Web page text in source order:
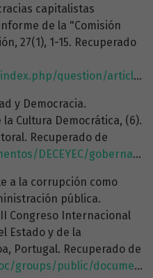
capitalistas
de la "Comisión
27(1), 1-15. Recuperado
question/article/view/990/903
y Democracia.
Cultura Democrática, (6).
Recuperado de
gobernabilidad_y_democracia.htm
a la corrupción como
pública.
Congreso Internacional
Estado y de la
Portugal. Recuperado de
documents/clad/clad0044104.pdf